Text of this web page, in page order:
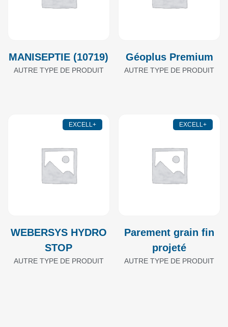
MANISEPTIE (10719)
AUTRE TYPE DE PRODUIT
Géoplus Premium
AUTRE TYPE DE PRODUIT
EXCELL+
WEBERSYS HYDRO
STOP
AUTRE TYPE DE PRODUIT
EXCELL+
Parement grain fin
projeté
AUTRE TYPE DE PRODUIT